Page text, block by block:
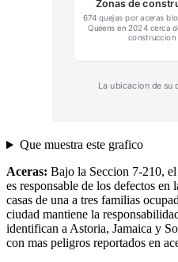
Que muestra este grafico
Aceras: Bajo la Seccion 7-210,
es responsable de los defectos en
casas de una a tres familias
ciudad mantiene la
identifican a Astoria, Jamaica y
con mas peligros reportados en